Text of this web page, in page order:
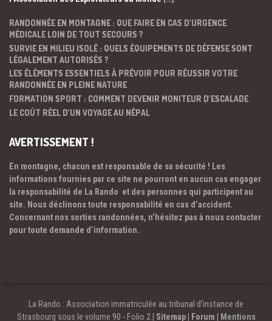
RANDONNÉE EN MONTAGNE : QUE FAIRE EN CAS D’URGENCE
MÉDICALE LOIN DE TOUT SECOURS ?
SURVIE EN MILIEU ISOLÉ : QUELS ÉQUIPEMENTS DE DÉFENSE SONT
LÉGALEMENT AUTORISÉS ?
LES ÉLÉMENTS ESSENTIELS À PRÉVOIR POUR RÉUSSIR VOTRE
RANDONNÉE EN PLEINE NATURE
FORMATION SPORT : COMMENT DEVENIR MONITEUR D’ESCALADE
LE COÛT RÉEL D’UN VOYAGE AU NÉPAL
AVERTISSEMENT !
En montagne, chacun est responsable de sa sécurité ! Les
informations fournies par ce site ne pourront en aucun cas engager
la responsabilité de La Rando et des personnes qui participent au
site. Nous déclinons toute responsabilité en cas d’accident.
Concernant nos sorties randonnées, n’hésitez pas à nous contacter
pour toute demande d’information.
La Rando : Association immatriculée au tribunal d’instance de
Strasbourg sous le volume 90 - Folio 2 | Sitemap| Forum | Mentions